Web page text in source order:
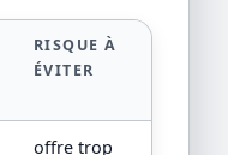
RISQUE À
ÉVITER
offre trop